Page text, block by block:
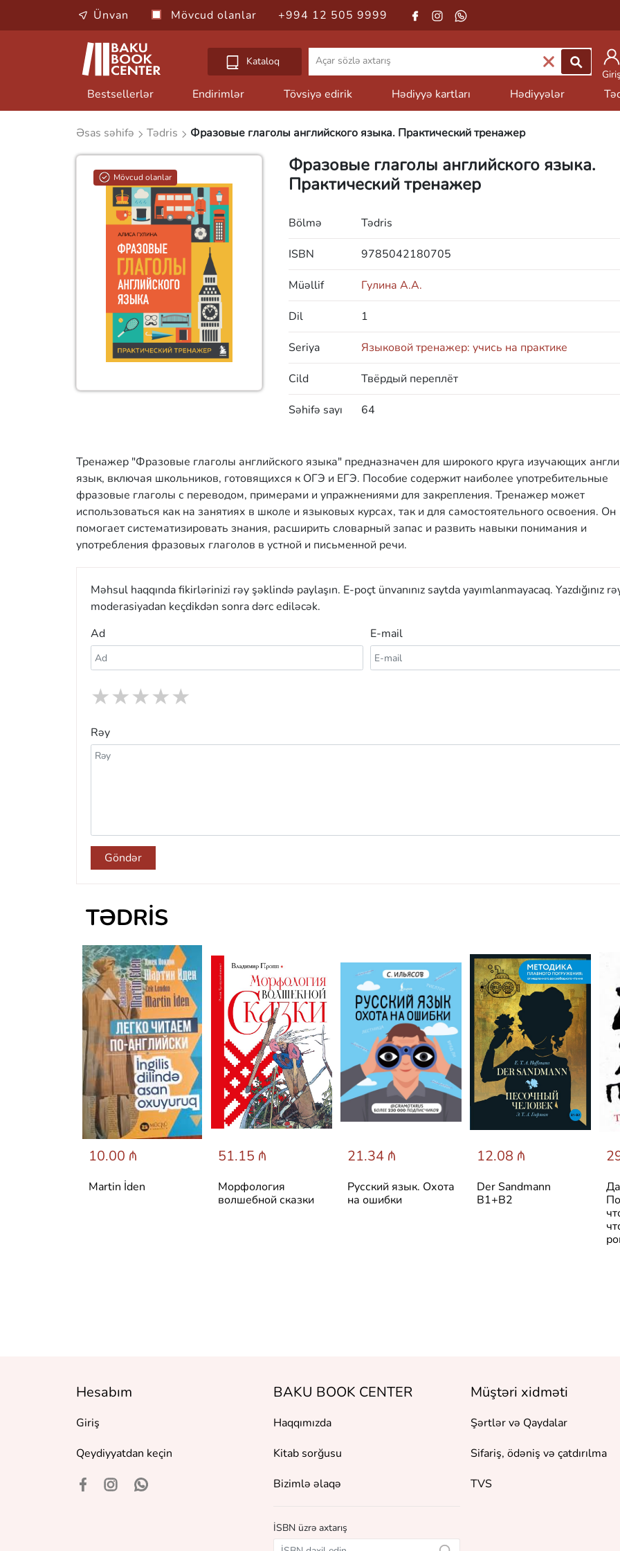
Ünvan Mövcud olanlar +994 12 505 9999
Kataloq
Giriş
Bestsellerlər Endirimlər Tövsiyə edirik Hədiyyə kartları Hədiyyələr
Əsas səhifə Tədris Фразовые глаголы английского языка. Практический тренажер
Mövcud olanlar
Фразовые глаголы английского языка.
Практический тренажер
Bölmə Tədris
ISBN 9785042180705
Müəllif Гулина А.А.
Dil 1
Seriya Языковой тренажер: учись на практике
Cild Твёрдый переплёт
Səhifə sayı 64
Тренажер "Фразовые глаголы английского языка" предназначен для широкого круга изучающих
язык, включая школьников, готовящихся к ОГЭ и ЕГЭ. Пособие содержит наиболее употребительные
фразовые глаголы с переводом, примерами и упражнениями для закрепления. Тренажер может
использоваться как на занятиях в школе и языковых курсах, так и для самостоятельного освоения. Он
помогает систематизировать знания, расширить словарный запас и развить навыки понимания и
употребления фразовых глаголов в устной и письменной речи.
Məhsul haqqında fikirlərinizi rəy şəklində paylaşın. E-poçt ünvanınız saytda yayımlanmayacaq. Yazdığınız
moderasiyadan keçdikdən sonra dərc ediləcək.
Ad
E-mail
★
★
★
★
★
Rəy
Göndər
TƏDRIS
10.00 ₼
Martin İden
51.15 ₼
Морфология
волшебной сказки
21.34 ₼
Русский язык. Охота
на ошибки
12.08 ₼
Der Sandmann
В1+В2
Hesabım
Giriş
Qeydiyyatdan keçin
BAKU BOOK CENTER
Haqqımızda
Kitab sorğusu
Bizimlə əlaqə
İSBN üzrə axtarış
Müştəri xidməti
Şərtlər və Qaydalar
Sifariş, ödəniş və çatdırılma
TVS